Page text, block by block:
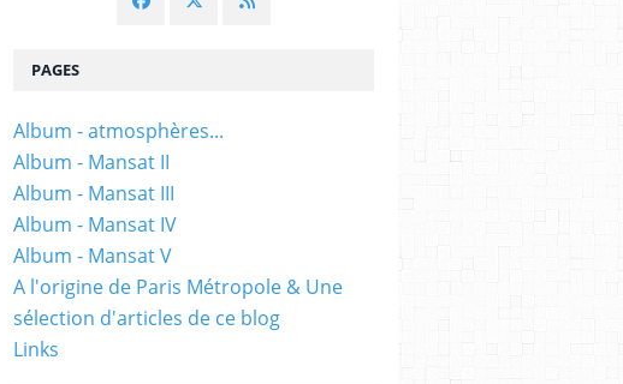
PAGES
Album - atmosphères...
Album - Mansat II
Album - Mansat III
Album - Mansat IV
Album - Mansat V
A l'origine de Paris Métropole & Une
sélection d'articles de ce blog
Links